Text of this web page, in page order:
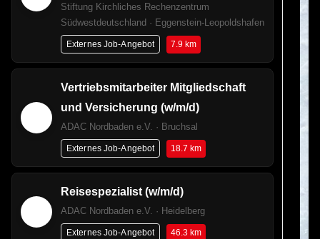
Stiftung Kirchliches Rechenzentrum
Südwestdeutschland · Eggenstein-Leopoldshafen
Externes Job-Angebot 7.9 km
Vertriebsmitarbeiter Mitgliedschaft
und Versicherung (w/m/d)
ADAC Nordbaden e.V. · Bruchsal
Externes Job-Angebot 18.7 km
Reisespezialist (w/m/d)
ADAC Nordbaden e.V. · Heidelberg
Externes Job-Angebot 46.3 km